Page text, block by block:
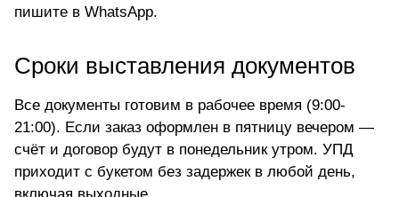
пишите в WhatsApp.
Сроки выставления документов
Все документы готовим в рабочее время (9:00-
21:00). Если заказ оформлен в пятницу вечером —
счёт и договор будут в понедельник утром. УПД
приходит с букетом без задержек в любой день,